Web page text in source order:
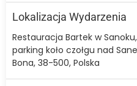
Lokalizacja Wydarzenia
Restauracja Bartek w Sanoku,
parking koło czołgu nad
Bona, 38-500, Polska